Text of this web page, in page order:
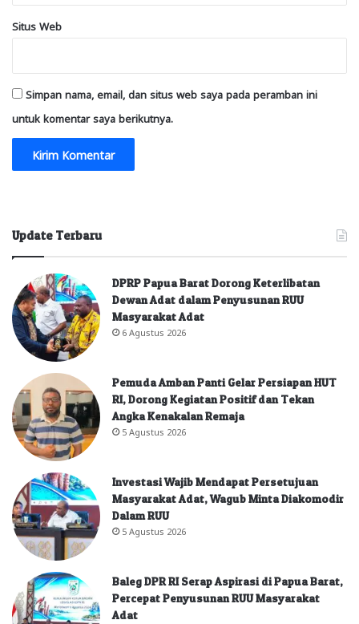
Situs Web
Simpan nama, email, dan situs web saya pada peramban ini
untuk komentar saya berikutnya.
Update Terbaru
DPRP Papua Barat Dorong Keterlibatan
Dewan Adat dalam Penyusunan RUU
Masyarakat Adat
6 Agustus 2026
Pemuda Amban Panti Gelar Persiapan HUT
RI, Dorong Kegiatan Positif dan Tekan
Angka Kenakalan Remaja
5 Agustus 2026
Investasi Wajib Mendapat Persetujuan
Masyarakat Adat, Wagub Minta Diakomodir
Dalam RUU
5 Agustus 2026
Baleg DPR RI Serap Aspirasi di Papua Barat,
Percepat Penyusunan RUU Masyarakat
Adat